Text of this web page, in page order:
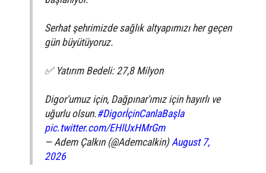
Serhat şehrimizde sağlık altyapımızı her geçen
gün büyütüyoruz.
✅ Yatırım Bedeli: 27,8 Milyon
Digor'umuz için, Dağpınar'ımız için hayırlı ve
uğurlu olsun.#DigorİçinCanlaBaşla
pic.twitter.com/EHlUxHMrGm
— Adem Çalkın (@Ademcalkin) August 7,
2026